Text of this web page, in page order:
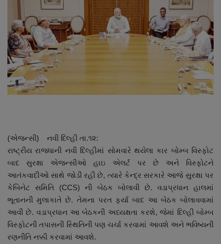
About Author
Contact
Dipotsav Special
આંતરરાષ્ટ્રીય
ગુજરાત
જુનાગઢ
Support US
બજારના સમાચાર
નાણાંકીય સમાચાર
(એજન્સી) નવી દિલ્હી તા.૧૨:
રાષ્ટ્રીય રાજધાની નવી દિલ્હીમાં સોમવારે થયેલા કાર બોમ્બ વિસ્ફોટ
બાદ સુરક્ષા એજન્સીઓ હાઇ એલર્ટ પર છે અને વિસ્ફોટને
આતંકવાદીઓ સાથે જોડી રહી છે, ત્યારે કેન્દ્ર સરકારે આજે સુરક્ષા પર
કેબિનેટ સમિતિ (CCS) ની બેઠક બોલાવી છે. વડાપ્રધાન હાલમાં
ભૂતાનની મુલાકાતે છે. તેમના પરત ફર્યા બાદ આ બેઠક બોલાવવામાં
આવી છે. વડાપ્રધાન આ બેઠકની અધ્યક્ષતા કરશે, જેમાં દિલ્હી બોમ્બ
વિસ્ફોટની તપાસની સ્થિતિની પણ ચર્ચા કરવામાં આવશે અને ભવિષ્યની
રણનીતિ નક્કી કરવામાં આવશે.